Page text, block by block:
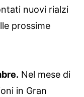
nuovi rialzi
prossime
Nel mese di
in Gran